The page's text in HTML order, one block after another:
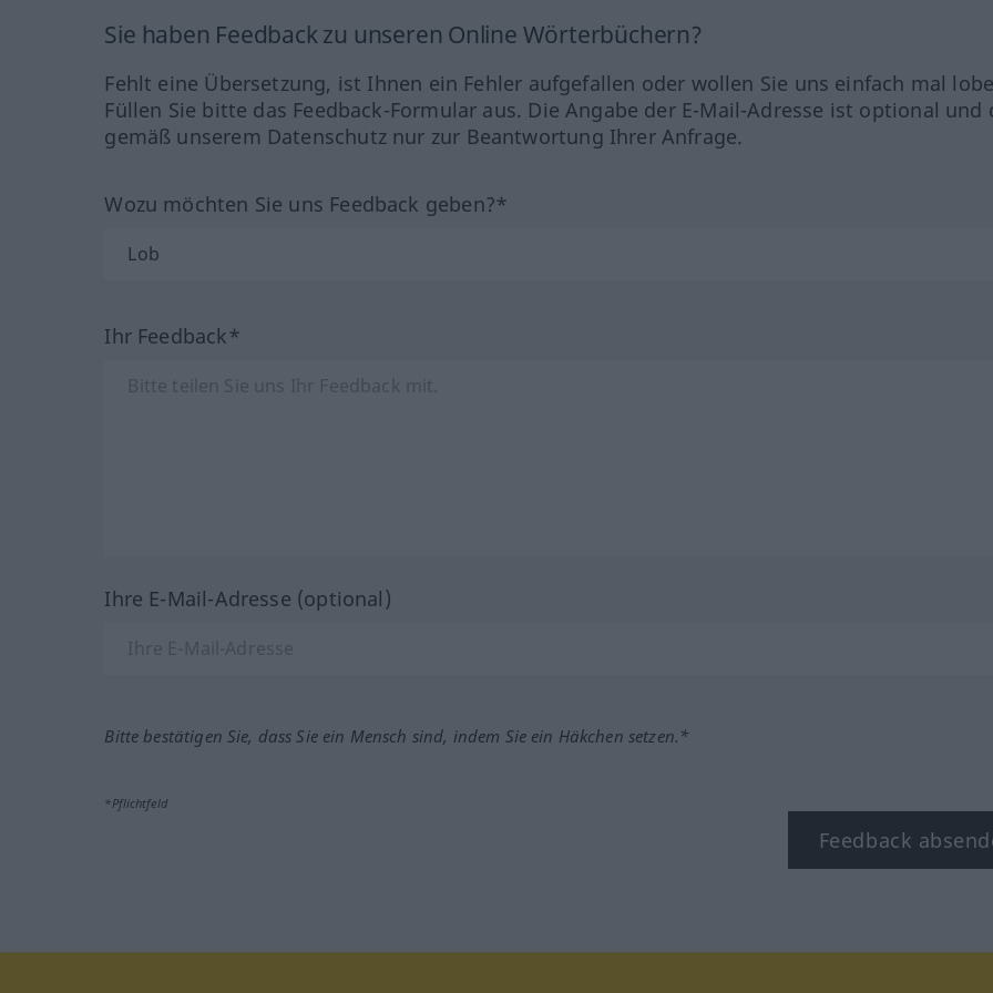
Sie haben Feedback zu unseren Online Wörterbüchern?
Fehlt eine Übersetzung, ist Ihnen ein Fehler aufgefallen oder wollen Sie uns einfach mal
Füllen Sie bitte das Feedback-Formular aus. Die Angabe der E-Mail-Adresse ist optional und
gemäß unserem Datenschutz nur zur Beantwortung Ihrer Anfrage.
Wozu möchten Sie uns Feedback geben?*
Ihr Feedback*
Ihre E-Mail-Adresse (optional)
Bitte bestätigen Sie, dass Sie ein Mensch sind, indem Sie ein Häkchen setzen.*
*Pflichtfeld
Feedback